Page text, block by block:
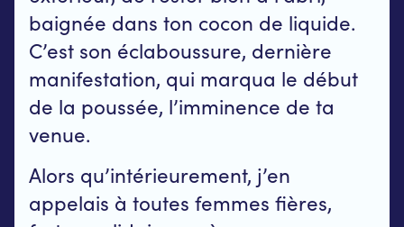
baignée dans ton cocon de liquide.
C’est son éclaboussure, dernière
manifestation, qui marqua le début
de la poussée, l’imminence de ta
venue.
Alors qu’intérieurement, j’en
appelais à toutes femmes fières,